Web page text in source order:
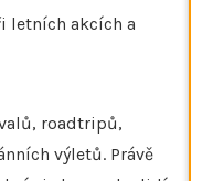
letních akcích a
roadtripů,
výletů. Právě